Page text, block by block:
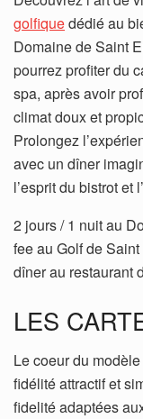
golfiquedédié au
Domaine de Saint
pourrez profiter du
spa, après avoir
climat doux et
Prolongez
avec un dîner
l’esprit du bistrot et
2 jours / 1 nuit au
fee au Golf de
dîner au restaurant
LES
Le coeur du
fidélité attractif et
fidelité adaptées